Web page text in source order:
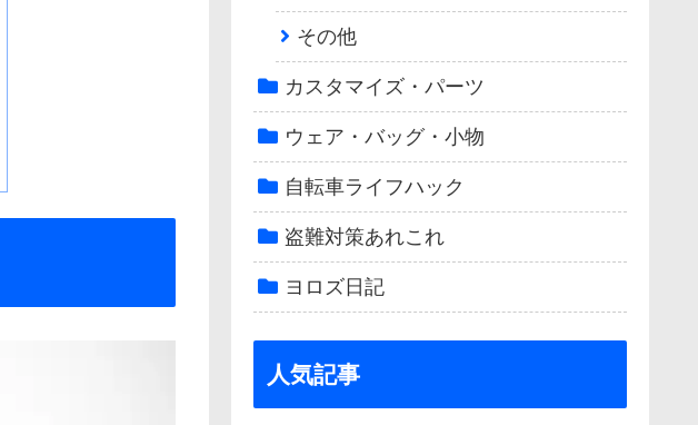
その他
カスタマイズ・パーツ
ウェア・バッグ・小物
自転車ライフハック
盗難対策あれこれ
ヨロズ日記
人気記事